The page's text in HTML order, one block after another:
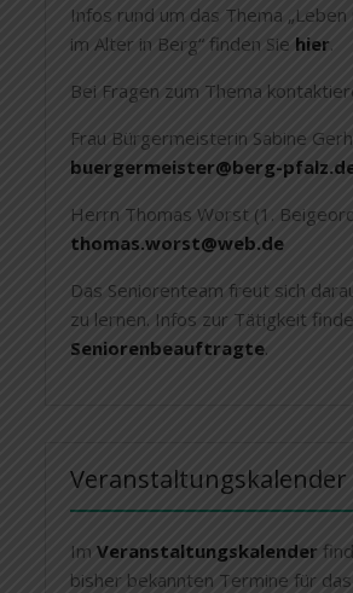
Infos rund um das Thema „Leben
im Alter in Berg“ finden Sie hier
Bei Fragen zum Thema
Frau Bürgermeisterin Sabine
buergermeister@berg-
Herrn Thomas Worst (1.
thomas.worst@web.de
Das Seniorenteam freut sich
zu lernen. Infos zur Tätigkeit
Seniorenbeauftragte.
Veranstaltungskalender
ImVeranstaltungskalender
bisher bekannten Termine für das